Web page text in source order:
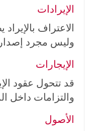
الإيرادات
الاعتراف
وليس مجرد إصدار
الإيجارات
قد تتحول عقود
والتزامات داخل
الأصول